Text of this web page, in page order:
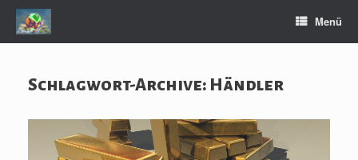
Zum
Inhalt
springen
Menü
Schlagwort-Archive: Händler